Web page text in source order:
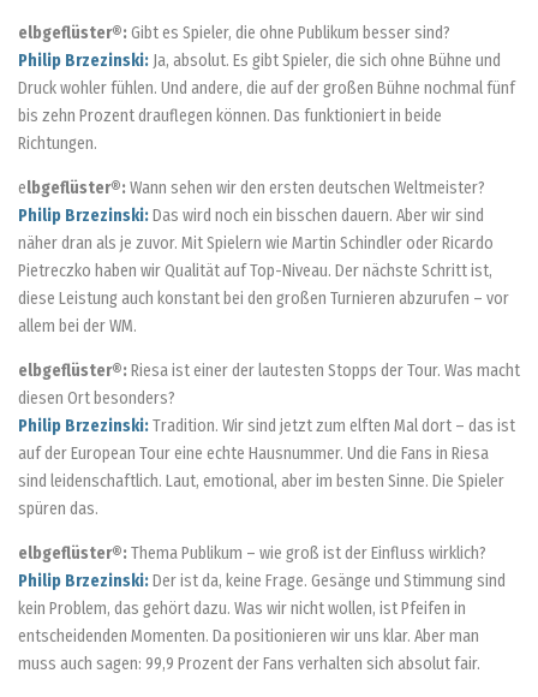
elbgeflüster®: Gibt es Spieler, die ohne Publikum besser sind?
Philip Brzezinski: Ja, absolut. Es gibt Spieler, die sich ohne Bühne und
Druck wohler fühlen. Und andere, die auf der großen Bühne nochmal fünf
bis zehn Prozent drauflegen können. Das funktioniert in beide
Richtungen.
elbgeflüster®: Wann sehen wir den ersten deutschen Weltmeister?
Philip Brzezinski:Das wird noch ein bisschen dauern. Aber wir sind
näher dran als je zuvor. Mit Spielern wie Martin Schindler oder Ricardo
Pietreczko haben wir Qualität auf Top-Niveau. Der nächste Schritt ist,
diese Leistung auch konstant bei den großen Turnieren abzurufen – vor
allem bei der WM.
elbgeflüster®: Riesa ist einer der lautesten Stopps der Tour. Was macht
diesen Ort besonders?
Philip Brzezinski:Tradition. Wir sind jetzt zum elften Mal dort – das ist
auf der European Tour eine echte Hausnummer. Und die Fans in Riesa
sind leidenschaftlich. Laut, emotional, aber im besten Sinne. Die Spieler
spüren das.
elbgeflüster®: Thema Publikum – wie groß ist der Einfluss wirklich?
Philip Brzezinski:Der ist da, keine Frage. Gesänge und Stimmung sind
kein Problem, das gehört dazu. Was wir nicht wollen, ist Pfeifen in
entscheidenden Momenten. Da positionieren wir uns klar. Aber man
muss auch sagen: 99,9 Prozent der Fans verhalten sich absolut fair.